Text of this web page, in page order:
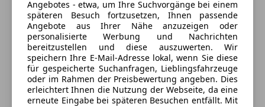
Technik und Umwelt:
Differenzialsperre
Komfort:
Beheizbare Frontscheibe
Keyless Entry
Rückfahrkamera
Servolenkung
Schließt bald
Schließt um 12:00
Au 26,
6134 Vomp, AT
Kontakt
Daniel Eder
Angebotes - etwa, um Ihre Suchvorgänge bei einem
späteren Besuch fortzusetzen, Ihnen passende
Angebote aus Ihrer Nähe anzuzeigen oder
personalisierte Werbung und Nachrichten
bereitzustellen und diese auszuwerten. Wir
speichern Ihre E-Mail-Adresse lokal, wenn Sie diese
für gespeicherte Suchanfragen, Lieblingsfahrzeuge
oder im Rahmen der Preisbewertung angeben. Dies
erleichtert Ihnen die Nutzung der Webseite, da eine
erneute Eingabe bei späteren Besuchen entfällt. Mit